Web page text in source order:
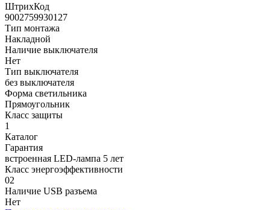
ШтрихКод
9002759930127
Тип монтажа
Накладной
Наличие выключателя
Нет
Тип выключателя
без выключателя
Форма светильника
Прямоугольник
Класс защиты
1
Каталог
Гарантия
встроенная LED-лампа 5 лет
Класс энергоэффективности
02
Наличие USB разъема
Нет